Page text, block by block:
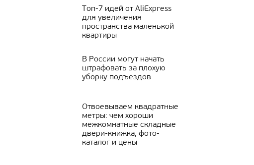
Топ-7 идей от AliExpress
для увеличения
пространства маленькой
квартиры
В России могут начать
штрафовать за плохую
уборку подъездов
Отвоевываем квадратные
метры: чем хороши
межкомнатные складные
двери-книжка, фото-
каталог и цены